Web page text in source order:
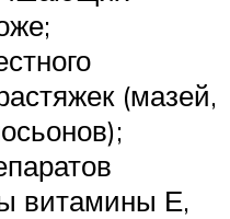
(мазей,
витамины Е,